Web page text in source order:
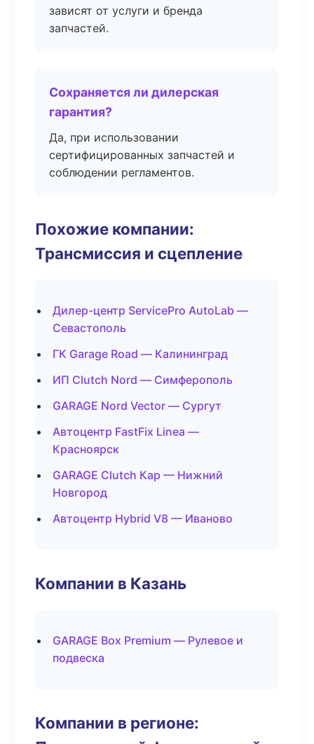
зависят от услуги и бренда
запчастей.
Сохраняется ли дилерская
гарантия?
Да, при использовании
сертифицированных запчастей и
соблюдении регламентов.
Похожие компании:
Трансмиссия и сцепление
Дилер-центр ServicePro AutoLab —
Севастополь
ГК Garage Road — Калининград
ИП Clutch Nord — Симферополь
GARAGE Nord Vector — Сургут
Автоцентр FastFix Linea —
Красноярск
GARAGE Clutch Кар — Нижний
Новгород
Автоцентр Hybrid V8 — Иваново
Компании в Казань
GARAGE Box Premium — Рулевое и
подвеска
Компании в регионе: